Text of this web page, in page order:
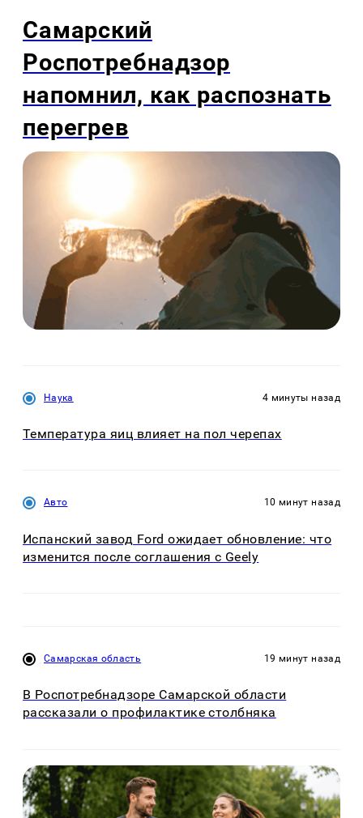
Самарский
Роспотребнадзор
напомнил, как распознать
перегрев
Наука 4 минуты назад
Температура яиц влияет на пол черепах
Авто 10 минут назад
Испанский завод Ford ожидает обновление: что
изменится после соглашения с Geely
Самарская область 19 минут назад
В Роспотребнадзоре Самарской области
рассказали о профилактике столбняка